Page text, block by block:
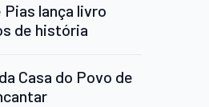
lança livro
de história
Casa do Povo de